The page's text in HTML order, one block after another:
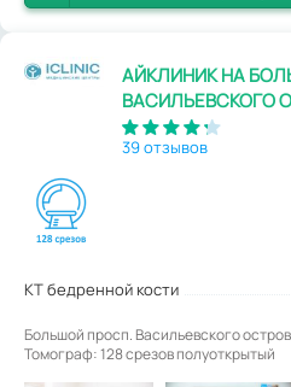
АЙКЛИНИК НА
ВАСИЛЬЕВСКОГО
39 отзывов
КТ бедренной кости
Большой просп. Васильевского
Томограф: 128 срезов полуоткрытый